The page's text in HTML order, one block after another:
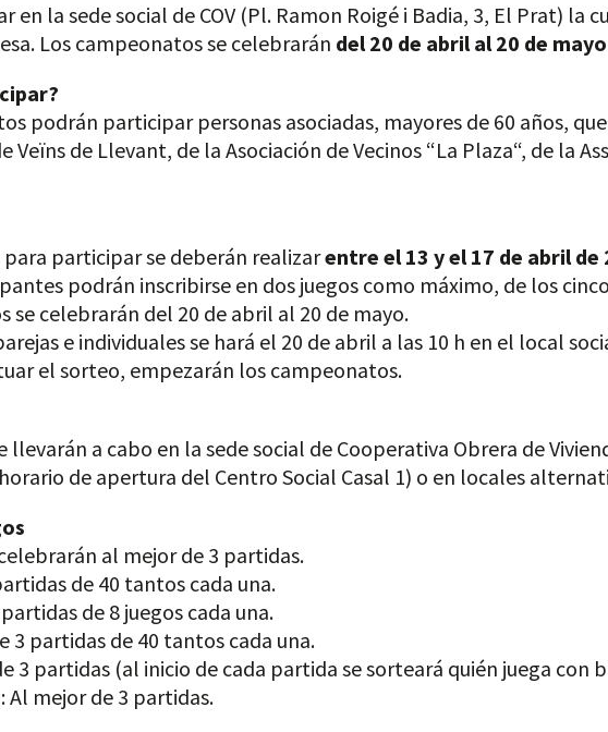
en la sede social de COV (Pl. Ramon Roigé i Badia, 3, El Prat)
Los campeonatos se celebrarán del 20 de abril al 20 de mayo
podrán participar personas asociadas, mayores de 60 años,
Veïns de Llevant, de la Asociación de Vecinos “La Plaza“, de la
para participar se deberán realizarentre el 13 y el 17 de abril de
podrán inscribirse en dos juegos como máximo, de los
se celebrarán del 20 de abril al 20 de mayo.
e individuales se hará el 20 de abril a las 10 h en el local
el sorteo, empezarán los campeonatos.
llevarán a cabo en la sede social de Cooperativa Obrera de
de apertura del Centro Social Casal 1) o en locales
al mejor de 3 partidas.
de 40 tantos cada una.
de 8 juegos cada una.
3 partidas de 40 tantos cada una.
3 partidas (al inicio de cada partida se sorteará quién juega con
Al mejor de 3 partidas.